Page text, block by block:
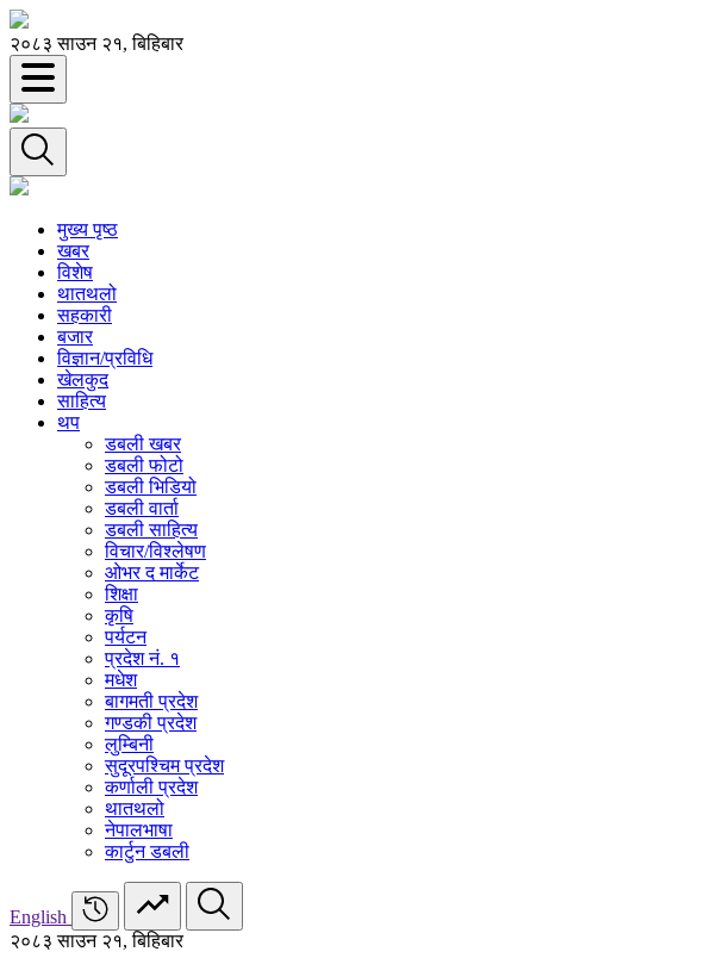
२०८३ साउन २१, बिहिबार
मुख्य पृष्ठ
खबर
विशेष
थातथलो
सहकारी
बजार
विज्ञान/प्रविधि
खेलकुद
साहित्य
थप
डबली खबर
डबली फोटो
डबली भिडियो
डबली वार्ता
डबली साहित्य
विचार/विश्‍लेषण
ओभर द मार्केट
शिक्षा
कृषि
पर्यटन
प्रदेश नं. १
मधेश
बागमती प्रदेश
गण्डकी प्रदेश
लुम्बिनी
सुदूरपश्चिम प्रदेश
कर्णाली प्रदेश
थातथलो
नेपालभाषा
कार्टुन डबली
English
२०८३ साउन २१, बिहिबार